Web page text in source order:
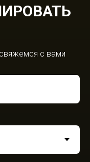
с вами